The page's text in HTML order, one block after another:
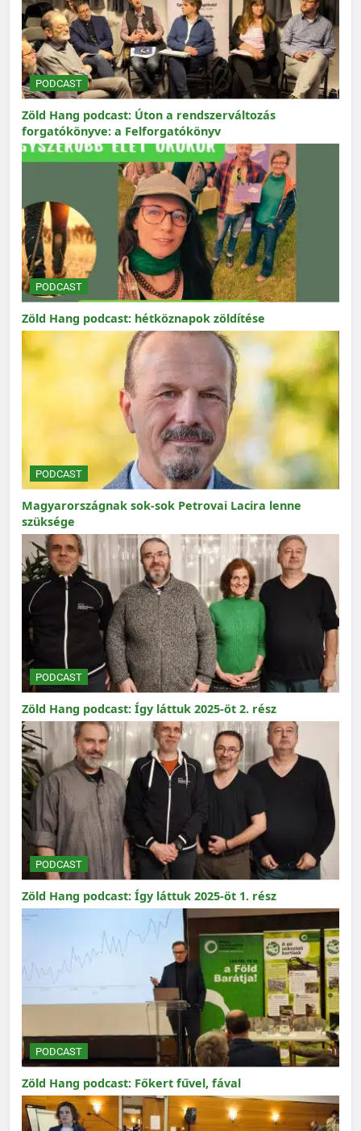
PODCAST
Zöld Hang podcast: Úton a rendszerváltozás
forgatókönyve: a Felforgatókönyv
PODCAST
Zöld Hang podcast: hétköznapok zöldítése
PODCAST
Magyarországnak sok-sok Petrovai Lacira lenne
szüksége
PODCAST
Zöld Hang podcast: Így láttuk 2025-öt 2. rész
PODCAST
Zöld Hang podcast: Így láttuk 2025-öt 1. rész
PODCAST
Zöld Hang podcast: Főkert fűvel, fával